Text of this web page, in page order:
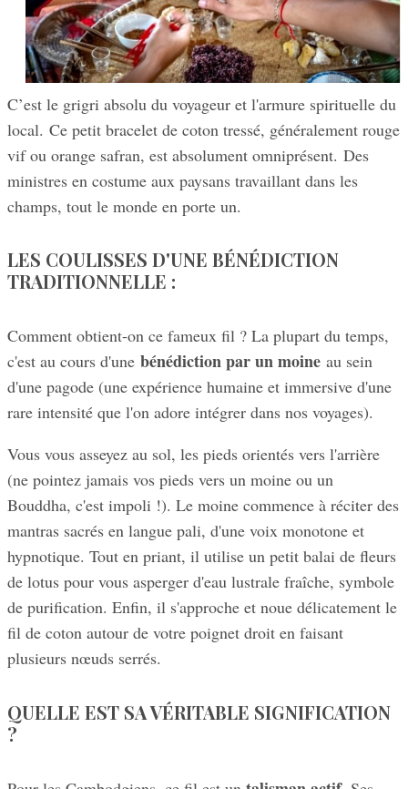
C’est le grigri absolu du voyageur et l'armure spirituelle du
local. Ce petit bracelet de coton tressé, généralement rouge
vif ou orange safran, est absolument omniprésent. Des
ministres en costume aux paysans travaillant dans les
champs, tout le monde en porte un.
LES COULISSES D'UNE BÉNÉDICTION
TRADITIONNELLE :
Comment obtient-on ce fameux fil ? La plupart du temps,
c'est au cours d'une bénédiction par un moine au sein
d'une pagode (une expérience humaine et immersive d'une
rare intensité que l'on adore intégrer dans nos voyages).
Vous vous asseyez au sol, les pieds orientés vers l'arrière
(ne pointez jamais vos pieds vers un moine ou un
Bouddha, c'est impoli !). Le moine commence à réciter des
mantras sacrés en langue pali, d'une voix monotone et
hypnotique. Tout en priant, il utilise un petit balai de fleurs
de lotus pour vous asperger d'eau lustrale fraîche, symbole
de purification. Enfin, il s'approche et noue délicatement le
fil de coton autour de votre poignet droit en faisant
plusieurs nœuds serrés.
QUELLE EST SA VÉRITABLE SIGNIFICATION
?